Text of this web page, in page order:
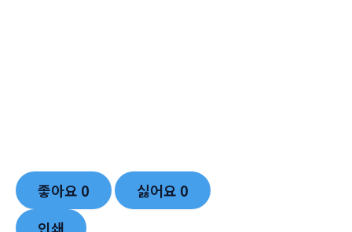
좋아요 0 싫어요 0